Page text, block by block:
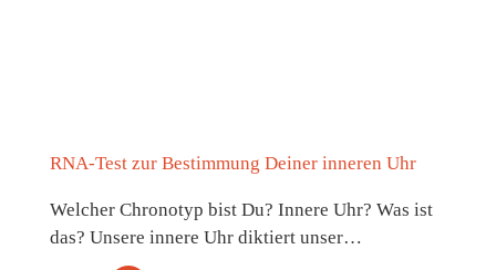
RNA-Test zur Bestimmung Deiner inneren Uhr
Welcher Chronotyp bist Du? Innere Uhr? Was ist
das? Unsere innere Uhr diktiert unser…